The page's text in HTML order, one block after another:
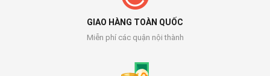
GIAO HÀNG TOÀN QUỐC
Miễn phí các quận nội thành